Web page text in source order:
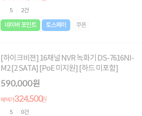
5 2건
네이버 포인트 토스페이 쿠폰
[하이크비젼] 16채널 NVR 녹화기 DS-7616NI-
M2 [2 SATA] [PoE 미지원] [하드 미포함]
590,000원
혜택가324,500원
5 0건